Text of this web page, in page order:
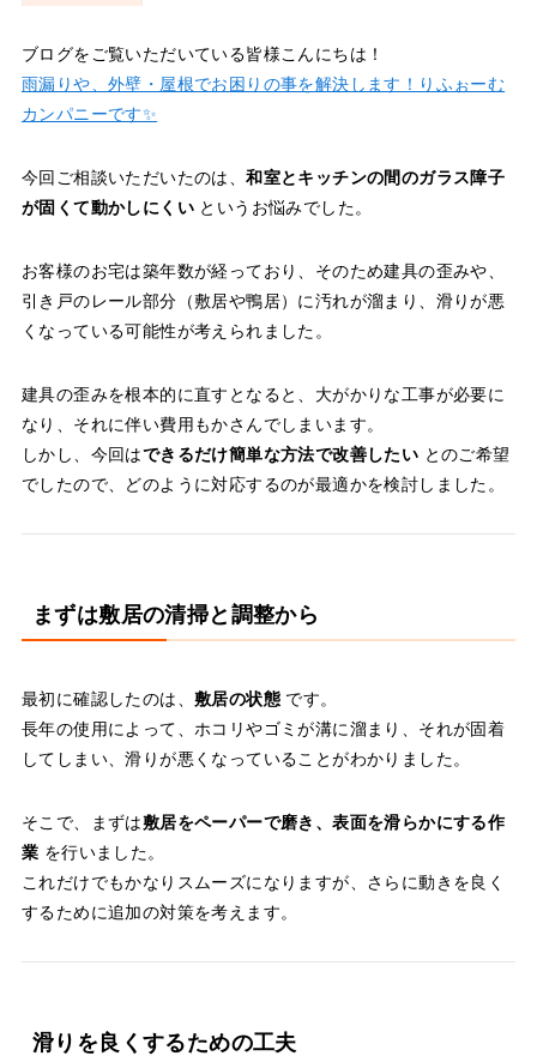
ブログをご覧いただいている皆様こんにちは！
雨漏りや、外壁・屋根でお困りの事を解決します！りふぉーむ
カンパニーです✨
今回ご相談いただいたのは、和室とキッチンの間のガラス障子
が固くて動かしにくいというお悩みでした。
お客様のお宅は築年数が経っており、そのため建具の歪みや、
引き戸のレール部分（敷居や鴨居）に汚れが溜まり、滑りが悪
くなっている可能性が考えられました。
建具の歪みを根本的に直すとなると、大がかりな工事が必要に
なり、それに伴い費用もかさんでしまいます。
しかし、今回はできるだけ簡単な方法で改善したい とのご希望
でしたので、どのように対応するのが最適かを検討しました。
まずは敷居の清掃と調整から
最初に確認したのは、 敷居の状態です。
長年の使用によって、ホコリやゴミが溝に溜まり、それが固着
してしまい、滑りが悪くなっていることがわかりました。
そこで、まずは敷居をペーパーで磨き、表面を滑らかにする作
業 を行いました。
これだけでもかなりスムーズになりますが、さらに動きを良く
するために追加の対策を考えます。
滑りを良くするための工夫